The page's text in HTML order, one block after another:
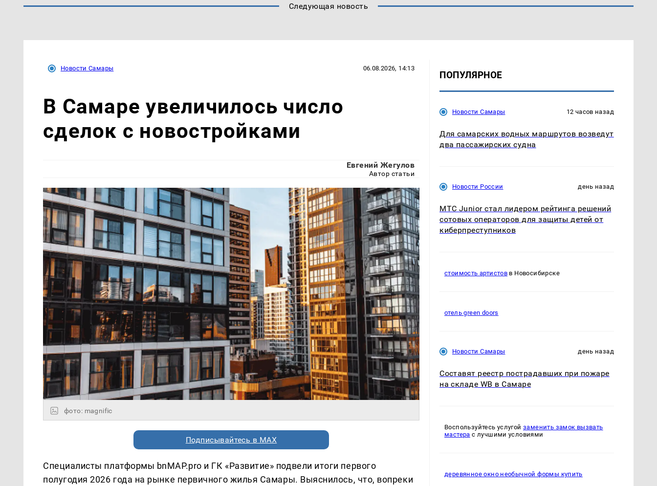
Следующая новость
Новости Самары 06.08.2026, 14:13
В Самаре увеличилось число
сделок с новостройками
Евгений Жегулов
Автор статьи
фото: magnific
Подписывайтесь в MAX
Специалисты платформы bnMAP.pro и ГК «Развитие» подвели итоги первого
полугодия 2026 года на рынке первичного жилья Самары. Выяснилось, что, вопреки
ПОПУЛЯРНОЕ
Новости Самары 12 часов назад
Для самарских водных маршрутов возведут
два пассажирских судна
Новости России день назад
МТС Junior стал лидером рейтинга решений
сотовых операторов для защиты детей от
киберпреступников
стоимость артистов в Новосибирске
отель green doors
Новости Самары день назад
Составят реестр пострадавших при пожаре
на складе WB в Самаре
Воспользуйтесь услугойзаменить замок вызвать
мастера с лучшими условиями
деревянное окно необычной формы купить